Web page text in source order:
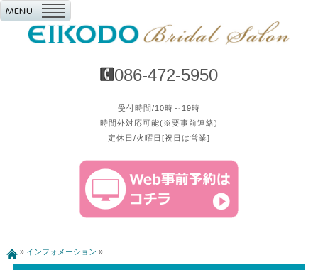
086-472-5950
受付時間/10時～19時
時間外対応可能(※要事前連絡)
定休日/火曜日[祝日は営業]
» インフォメーション »